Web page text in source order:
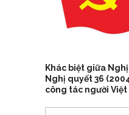
Khác biệt giữa
Nghị quyết 36
công tác người